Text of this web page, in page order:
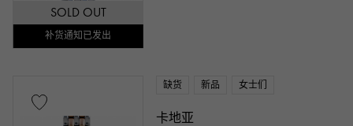
SOLD OUT
补货通知已发出
缺货 新品 女士们
卡地亚